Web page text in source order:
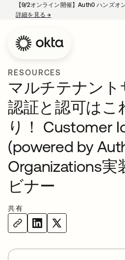
【9/2オンライン開催】Auth0 ハンズオ
詳細を見る→
RESOURCES
マルチテナント
認証と認可はこ
り！ Customer
(powered by
Organizations実
ビナー
共有